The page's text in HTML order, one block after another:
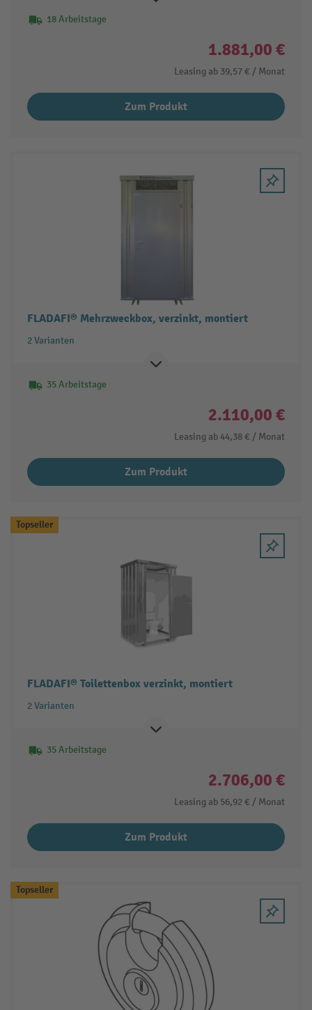
18 Arbeitstage
1.881,00 €
Leasing ab 39,57 € / Monat
Zum Produkt
FLADAFI® Mehrzweckbox, verzinkt, montiert
2 Varianten
35 Arbeitstage
2.110,00 €
Leasing ab 44,38 € / Monat
Zum Produkt
Topseller
FLADAFI® Toilettenbox verzinkt, montiert
2 Varianten
35 Arbeitstage
2.706,00 €
Leasing ab 56,92 € / Monat
Zum Produkt
Topseller